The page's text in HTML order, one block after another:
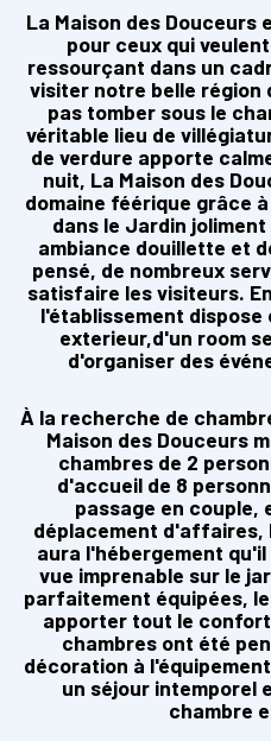
La Maison des Douceurs
pour ceux qui
ressourçant dans un
visiter notre belle région
pas tomber sous le
véritable lieu de
de verdure apporte
nuit, La Maison des
domaine féérique grâce
dans le Jardin
ambiance douillette et
pensé, de nombreux
satisfaire les visiteurs.
l'établissement
exterieur,d'un room
d'organiser des
À la recherche de
Maison des Douceurs
chambres de 2
d'accueil de 8
passage en couple,
déplacement d'affaires,
aura l'hébergement
vue imprenable sur le
parfaitement équipées,
apporter tout le
chambres ont été
décoration à
un séjour intemporel
chambre